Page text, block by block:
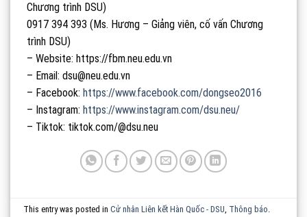
Chương trình DSU)
0917 394 393 (Ms. Hương – Giảng viên, cố vấn Chương
trình DSU)
– Website: https://fbm.neu.edu.vn
– Email: dsu@neu.edu.vn
– Facebook: https://www.facebook.com/dongseo2016
– Instagram: https://www.instagram.com/dsu.neu/
– Tiktok: tiktok.com/@dsu.neu
This entry was posted inCử nhân Liên kết Hàn Quốc - DSU, Thông báo.